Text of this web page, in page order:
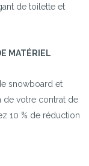
de toilette et
MATÉRIEL
snowboard et
de votre contrat de
10 % de réduction